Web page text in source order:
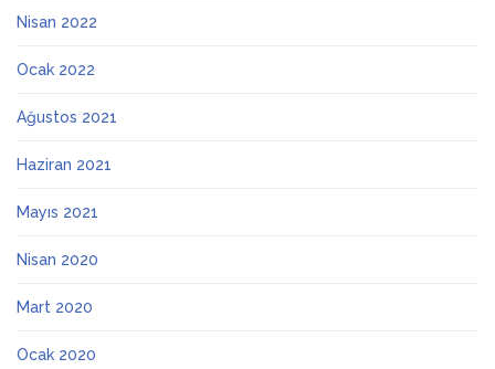
Nisan 2022
Ocak 2022
Ağustos 2021
Haziran 2021
Mayıs 2021
Nisan 2020
Mart 2020
Ocak 2020